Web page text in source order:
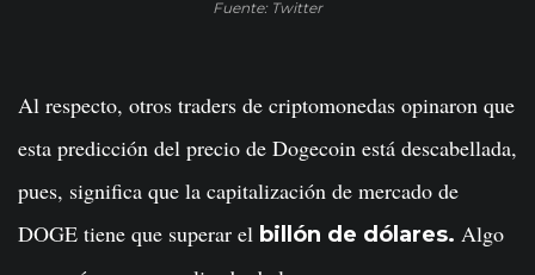
Fuente: Twitter
Al respecto, otros traders de criptomonedas opinaron que
esta predicción del precio de Dogecoin está descabellada,
pues, significa que la capitalización de mercado de
DOGE tiene que superar el billón de dólares. Algo